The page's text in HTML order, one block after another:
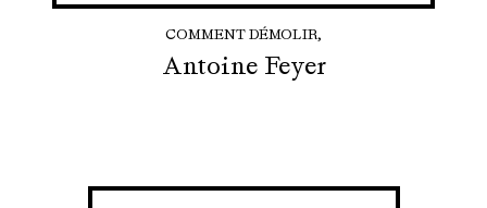
COMMENT DÉMOLIR,
Antoine Feyer